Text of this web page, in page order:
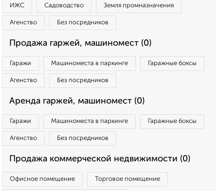
ИЖС Садоводство Земля промназначения
Агенство Без посредников
Продажа гаржей, машиномест (0)
Гаражи Машиноместа в паркинге Гаражные боксы
Агенство Без посредников
Аренда гаржей, машиномест (0)
Гаражи Машиноместа в паркинге Гаражные боксы
Агенство Без посредников
Продажа коммерческой недвижимости (0)
Офисное помещение Торговое помещение